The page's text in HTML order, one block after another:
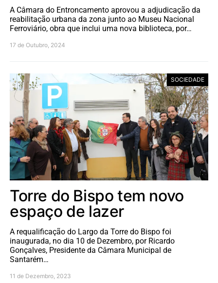
A Câmara do Entroncamento aprovou a adjudicação da
reabilitação urbana da zona junto ao Museu Nacional
Ferroviário, obra que inclui uma nova biblioteca, por…
17 de Outubro, 2024
SOCIEDADE
Torre do Bispo tem novo
espaço de lazer
A requalificação do Largo da Torre do Bispo foi
inaugurada, no dia 10 de Dezembro, por Ricardo
Gonçalves, Presidente da Câmara Municipal de
Santarém…
11 de Dezembro, 2023